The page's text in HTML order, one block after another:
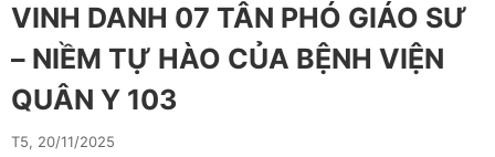
VINH DANH 07 TÂN PHÓ GIÁO SƯ
– NIỀM TỰ HÀO CỦA BỆNH VIỆN
QUÂN Y 103
T5, 20/11/2025